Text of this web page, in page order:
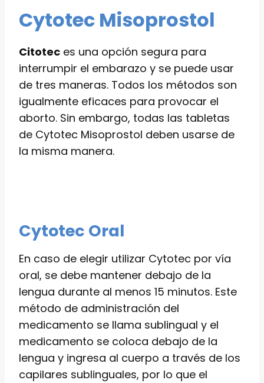
Cytotec Misoprostol
Citotec es una opción segura para
interrumpir el embarazo y se puede usar
de tres maneras. Todos los métodos son
igualmente eficaces para provocar el
aborto. Sin embargo, todas las tabletas
de Cytotec Misoprostol deben usarse de
la misma manera.
Cytotec Oral
En caso de elegir utilizar Cytotec por vía
oral, se debe mantener debajo de la
lengua durante al menos 15 minutos. Este
método de administración del
medicamento se llama sublingual y el
medicamento se coloca debajo de la
lengua y ingresa al cuerpo a través de los
capilares sublinguales, por lo que el